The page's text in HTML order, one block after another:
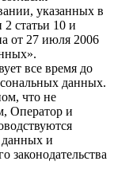
указанных в
2 статьи 10 и
от 27 июля 2006
все время до
данных.
что не
Оператор и
данных и